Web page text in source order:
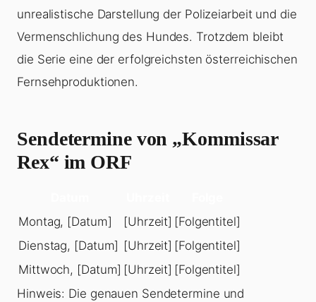
unrealistische Darstellung der Polizeiarbeit und die
Vermenschlichung des Hundes. Trotzdem bleibt
die Serie eine der erfolgreichsten österreichischen
Fernsehproduktionen.
Sendetermine von „Kommissar
Rex“ im ORF
Montag, [Datum]
[Uhrzeit] [Folgentitel]
Dienstag, [Datum]
[Uhrzeit] [Folgentitel]
Mittwoch, [Datum] [Uhrzeit] [Folgentitel]
Hinweis: Die genauen Sendetermine und